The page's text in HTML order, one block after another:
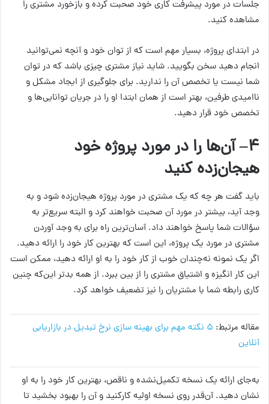
جلسات در مورد پیشرفت کاری خود صحبت کرده و بازخورد مشتری را
مشاهده کنید.
در ابتدای پروژه، بسیار مهم است که از توان خود و آنچه نمی‌توانید
انجام دهید سخن بگویید. شاید نیاز مشتری چیزی باشد که در توان
شما نیست یا تخصص آن را ندارید. برای جلوگیری از ایجاد مشکل و
ناامیدی طرفین، بهتر است از همان ابتدا او را در جریان توانایی‌ها و
تخصص خود قرار دهید.
۴– آن‌ها را در مورد پروژه خود
هیجان‌زده کنید
باید گفت هر چه که یک مشتری در مورد پروژه هیجان‌زده شود و به
وجد آید، بیشتر در مورد آن صحبت خواهند کرد و البته سریع‌تر به
سؤالات شما پاسخ خواهند داد. آسان‌ترین راه برای به وجد آوردن
مشتری در مورد یک پروژه، این است که بهترین کار خود را ارائه دهید.
اگر یک نمونه نه‌چندان خوب از کار خود را به او ارائه دهید، ممکن است
این کار انگیزه و اشتیاق مشتری را از بین ببرد. از همه بدتر این‌که چنین
کاری رابطه شما با مشتریان را نیز تضعیف خواهد کرد.
مقاله مرتبط:
۵ نکته مهم برای بهینه‌ سازی نرخ تبدیل در بازاریابی
آنلاین
به‌جای ارائه یک نسخه تکمیل‌نشده و ناقص، بهترین کار خود را به او
نشان دهید. آن‌قدر روی نسخه اولیه کارکنید و آن را بهبود بخشید تا